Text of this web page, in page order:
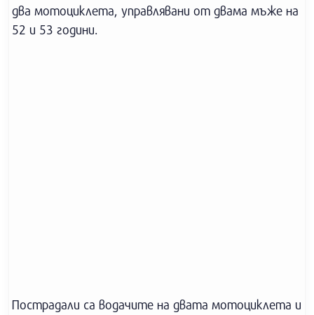
два мотоциклета, управлявани от двама мъже на
52 и 53 години.
Пострадали са водачите на двата мотоциклета и